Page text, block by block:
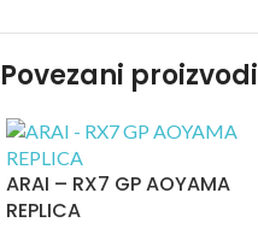
Povezani proizvodi
ARAI – RX7 GP AOYAMA
REPLICA